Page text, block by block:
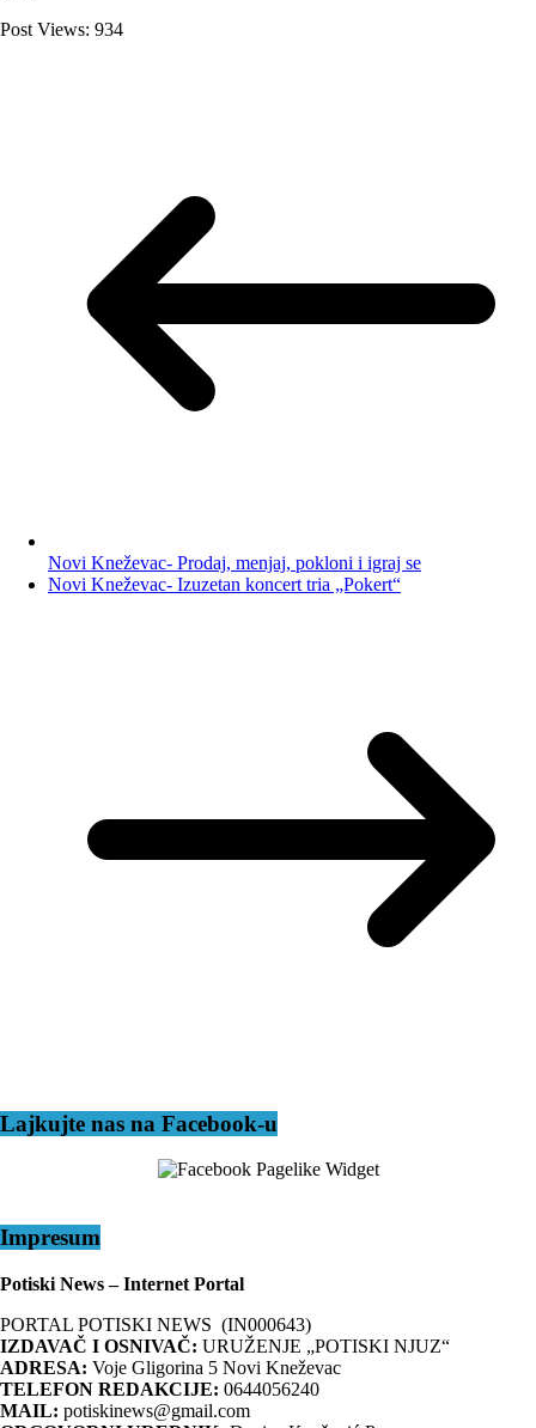
Post Views: 934
Novi Kneževac- Prodaj, menjaj, pokloni i igraj se
Novi Kneževac- Izuzetan koncert tria „Pokert“
Lajkujte nas na Facebook-u
Impresum
Potiski News – Internet Portal
PORTAL POTISKI NEWS (IN000643)
IZDAVAČ I OSNIVAČ: URUŽENJE „POTISKI NJUZ“
ADRESA: Voje Gligorina 5 Novi Kneževac
TELEFON REDAKCIJE: 0644056240
MAIL: potiskinews@gmail.com